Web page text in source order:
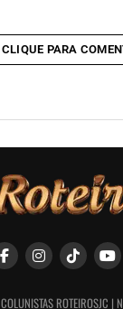
CLIQUE PARA
COLUNISTAS ROTEIROSJC |